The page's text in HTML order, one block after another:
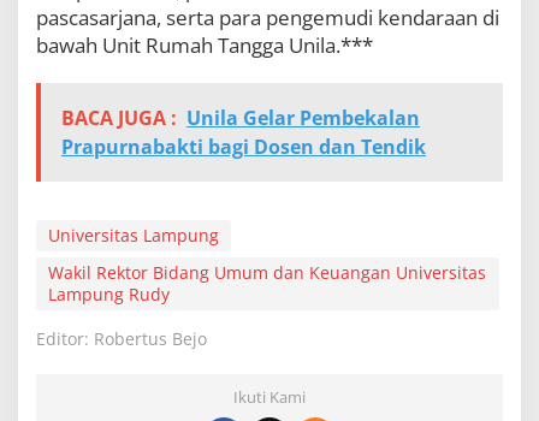
pascasarjana, serta para pengemudi kendaraan di
bawah Unit Rumah Tangga Unila.***
BACA JUGA : Unila Gelar Pembekalan
Prapurnabakti bagi Dosen dan Tendik
Universitas Lampung
Wakil Rektor Bidang Umum dan Keuangan Universitas
Lampung Rudy
Editor: Robertus Bejo
Ikuti Kami